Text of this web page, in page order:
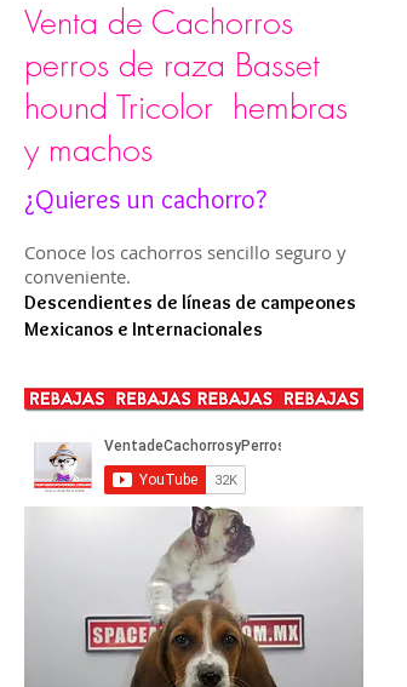
Venta de Cachorros
perros de raza Basset
hound Tricolor hembras
y machos
¿Quieres un cachorro?
Conoce los cachorros sencillo seguro y
conveniente.
Descendientes de líneas de campeones
Mexicanos e Internacionales